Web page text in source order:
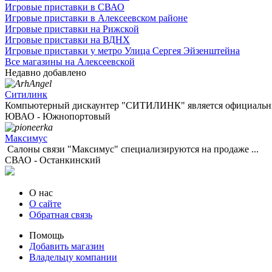
Игровые приставки в СВАО
Игровые приставки в Алексеевском районе
Игровые приставки на Рижской
Игровые приставки на ВДНХ
Игровые приставки у метро Улица Сергея Эйзенштейна
Все магазины на Алексеевской
Недавно добавлено
Ситилинк
Компьютерный дискаунтер "СИТИЛИНК" является
ЮВАО - Южнопортовый
Максимус
Салоны связи "Максимус" специализируются на продаже ...
СВАО - Останкинский
О нас
О сайте
Обратная связь
Помощь
Добавить магазин
Владельцу компании